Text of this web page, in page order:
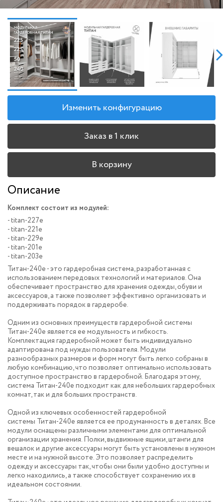
Изменить конфигурацию
Заказ в 1 клик
В корзину
Описание
Комплект состоит из модулей:
- titan-227e
- titan-221e
- titan-229e
- titan-201e
- titan-203e
Титан-240e - это гардеробная система, разработанная с
использованием передовых технологий и материалов. Она
обеспечивает пространство для хранения одежды, обуви и
аксессуаров, а также позволяет эффективно организовать и
поддерживать порядок в гардеробе.
Одним из основных преимуществ гардеробной системы
Титан-240e является ее модульность и гибкость.
Комплектация гардеробной может быть индивидуально
адаптирована под нужды пользователя. Модули
разнообразных размеров и форм могут быть легко собраны в
любую комбинацию, что позволяет оптимально использовать
доступное пространство в гардеробной. Благодаря этому,
система Титан-240e подходит как для небольших гардеробных
комнат, так и для больших пространств.
Одной из ключевых особенностей гардеробной
системы Титан-240e является ее продуманность в деталях. Все
модули оснащены различными элементами для оптимальной
организации хранения. Полки, выдвижные ящики, штанги для
вешалок и другие аксессуары могут быть установлены в нужном
месте и на нужной высоте. Это позволяет распределить
одежду и аксессуары так, чтобы они были удобно доступны и
легко находились, а также способствует сохранению их в
идеальном состоянии.